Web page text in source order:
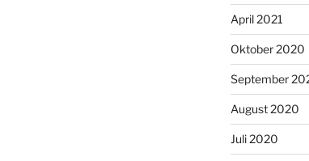
April 2021
Oktober 2020
September
August 2020
Juli 2020